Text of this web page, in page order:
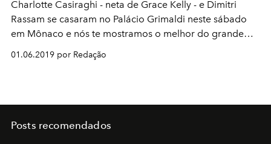
Charlotte Casiraghi - neta de Grace Kelly - e Dimitri
Rassam se casaram no Palácio Grimaldi neste sábado
em Mônaco e nós te mostramos o melhor do grande
01.06.2019 por Redação
Posts recomendados